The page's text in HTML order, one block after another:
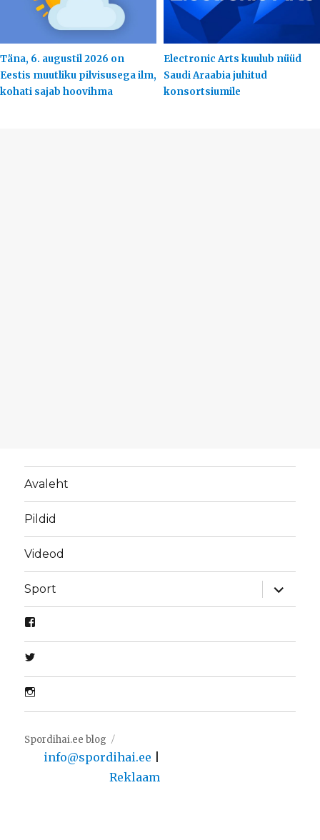
Täna, 6. augustil 2026 on
Eestis muutliku pilvisusega ilm,
kohati sajab hoovihma
Electronic Arts kuulub nüüd
Saudi Araabia juhitud
konsortsiumile
Avaleht
Pildid
Videod
Sport
laienda
Spordihai.ee blog
info@spordihai.ee
Reklaam